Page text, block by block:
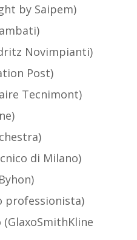
by Saipem)
Novimpianti)
Post)
Tecnimont)
di Milano)
professionista)